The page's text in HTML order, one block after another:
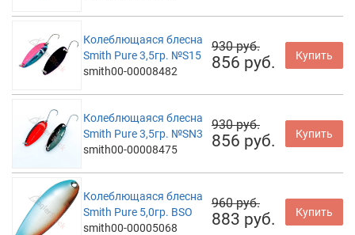
Колеблющаяся блесна
Smith Pure 3,5гр. №S15
smith00-00008482
930 руб.
856 руб. Купить
Колеблющаяся блесна
Smith Pure 3,5гр. №SN3
smith00-00008475
930 руб.
856 руб. Купить
Колеблющаяся блесна
Smith Pure 5,0гр. BSO
smith00-00005068
960 руб.
883 руб. Купить